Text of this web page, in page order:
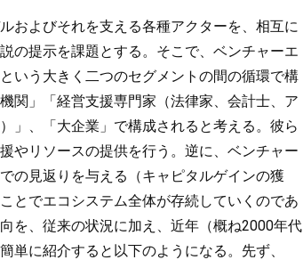
およびそれを支える各種アクターを、相互に
の提示を課題とする。そこで、ベンチャーエ
いう大きく二つのセグメントの間の循環で構
関」「経営支援専門家（法律家、会計士、ア
」、「大企業」で構成されると考える。彼ら
やリソースの提供を行う。逆に、ベンチャー
の見返りを与える（キャピタルゲインの獲
とでエコシステム全体が存続していくのであ
を、従来の状況に加え、近年（概ね2000年代
単に紹介すると以下のようになる。先ず、